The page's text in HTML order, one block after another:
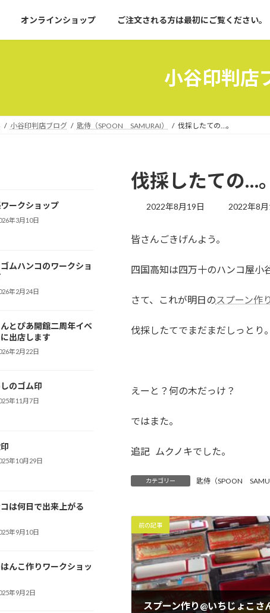
オンラインショップ ご注文される方は最初にご覧ください。
小谷印判店
小谷印判店ブログ 匙侍（SPOON SAMURAI） 伐採したての…。
伐採したての…。
2022年8月19日
最
:
2022年8
皆さんごきげんよう。
四国高知は四万十のハンコ屋小
さて、これが明日のスプーン作
伐採したてでまだまだしっとり。
えーと？何の木だっけ？
ではまた。
追記 ムクノキでした。
カテゴリー 匙侍（SPOON
前の記事
スプーン作り@いちじょこさ
ークショップ
年3月10日
ムハンコのワークショ
年2月24日
んとぴあ開館二周年イベ
出店します
年2月22日
のゴム印
年11月7日
年10月29日
は何日で出来上がる
年9月10日
んこ作りワークショッ
年9月2日